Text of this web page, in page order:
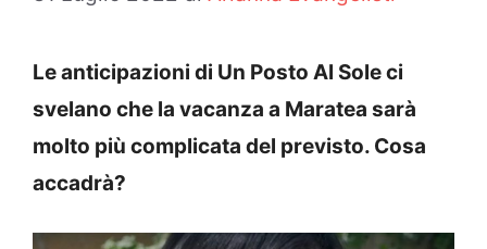
Le anticipazioni di Un Posto Al Sole ci
svelano che la vacanza a Maratea sarà
molto più complicata del previsto. Cosa
accadrà?